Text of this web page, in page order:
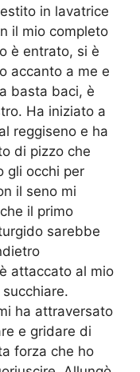
in lavatrice
il mio completo
è entrato, si è
accanto a me e
basta baci, è
Ha iniziato a
reggiseno e ha
di pizzo che
gli occhi per
il seno mi
il primo
sarebbe
attaccato al mio
ha attraversato
e gridare di
forza che ho